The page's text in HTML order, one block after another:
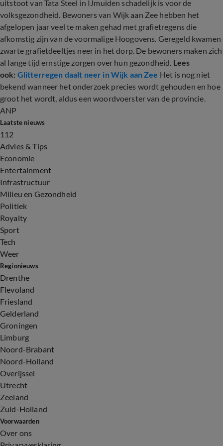
uitstoot van Tata Steel in IJmuiden schadelijk is voor de
volksgezondheid. Bewoners van Wijk aan Zee hebben het
afgelopen jaar veel te maken gehad met grafietregens die
afkomstig zijn van de voormalige Hoogovens. Geregeld kwamen
zwarte grafietdeeltjes neer in het dorp. De bewoners maken zich
al lange tijd ernstige zorgen over hun gezondheid. Lees
ook: Glitterregen daalt neer in Wijk aan Zee Het is nog niet
bekend wanneer het onderzoek precies wordt gehouden en hoe
groot het wordt, aldus een woordvoerster van de provincie.
ANP
Laatste nieuws
112
Advies & Tips
Economie
Entertainment
Infrastructuur
Milieu en Gezondheid
Politiek
Royalty
Sport
Tech
Weer
Regionieuws
Drenthe
Flevoland
Friesland
Gelderland
Groningen
Limburg
Noord-Brabant
Noord-Holland
Overijssel
Utrecht
Zeeland
Zuid-Holland
Voorwaarden
Over ons